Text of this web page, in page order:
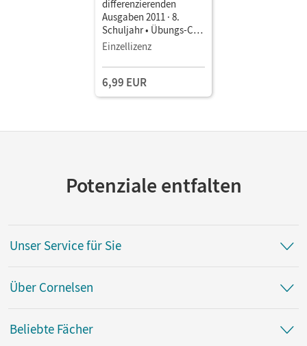
differenzierenden
Ausgaben 2011 · 8.
Schuljahr • Übungs-CD-
ROM zum Arbeitsheft
Einzellizenz
6,99 EUR
Potenziale entfalten
Unser Service für Sie
Über Cornelsen
Beliebte Fächer